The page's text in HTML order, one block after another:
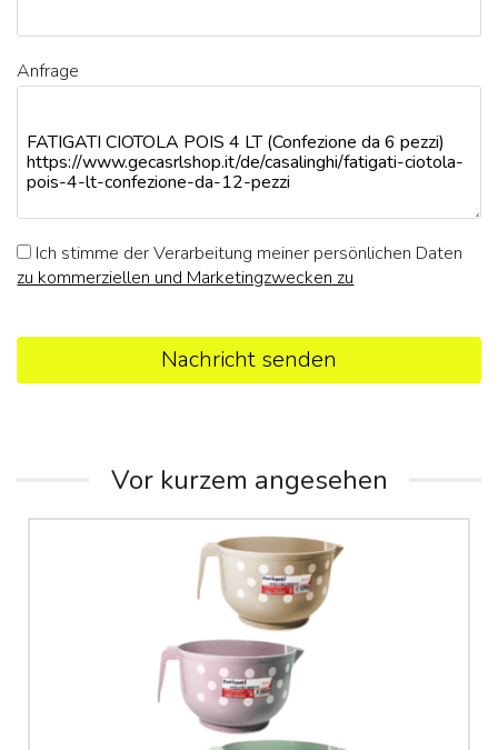
Anfrage
Ich stimme der Verarbeitung meiner persönlichen Daten
zu kommerziellen und Marketingzwecken zu
Nachricht senden
Vor kurzem angesehen